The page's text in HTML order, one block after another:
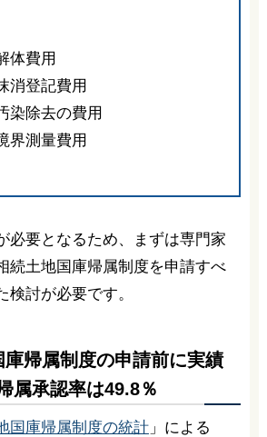
体費用
消登記費用
染除去の費用
界測量費用
必要となるため、まずは専門家
続土地国庫帰属制度を申請すべ
検討が必要です。
帰属制度の申請前に実績
属承認率は49.8％
国庫帰属制度の統計」による